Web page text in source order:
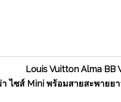
Louis Vuitton Alma BB
า ไซส์ Mini พร้อมสายสะพาย